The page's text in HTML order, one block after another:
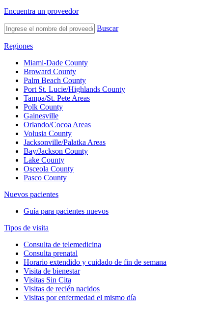
Encuentra un proveedor
Buscar
Regiones
Miami-Dade County
Broward County
Palm Beach County
Port St. Lucie/Highlands County
Tampa/St. Pete Areas
Polk County
Gainesville
Orlando/Cocoa Areas
Volusia County
Jacksonville/Palatka Areas
Bay/Jackson County
Lake County
Osceola County
Pasco County
Nuevos pacientes
Guía para pacientes nuevos
Tipos de visita
Consulta de telemedicina
Consulta prenatal
Horario extendido y cuidado de fin de semana
Visita de bienestar
Visitas Sin Cita
Visitas de recién nacidos
Visitas por enfermedad el mismo día